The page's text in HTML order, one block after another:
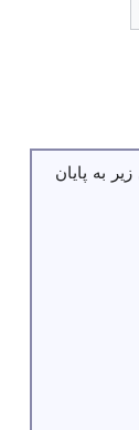
زیر به پایان